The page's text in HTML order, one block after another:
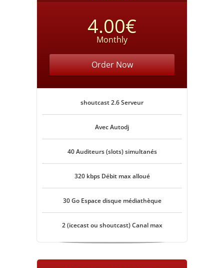
4.00€
Monthly
Order Now
shoutcast 2.6 Serveur
Avec Autodj
40 Auditeurs (slots) simultanés
320 kbps Débit max alloué
30 Go Espace disque médiathèque
2 (icecast ou shoutcast) Canal max